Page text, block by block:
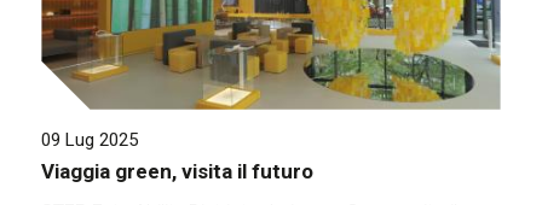
09 Lug 2025
Viaggia green, visita il futuro